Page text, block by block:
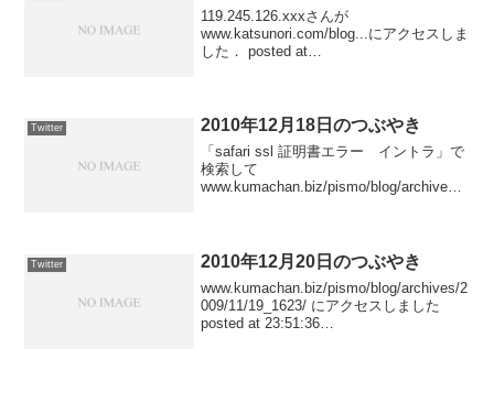
119.245.126.xxxさんが
www.katsunori.com/blog...にアクセスしま
した． posted at
Twitter 2010年12月18日のつぶやき
「safari ssl 証明書エラー イントラ」で
検索して
www.kumachan.biz/pismo/blog/archives/fr
Twitter 2010年12月20日のつぶやき
www.kumachan.biz/pismo/blog/archives/2
009/11/19_1623/ にアクセスしました
posted at 23:51:36